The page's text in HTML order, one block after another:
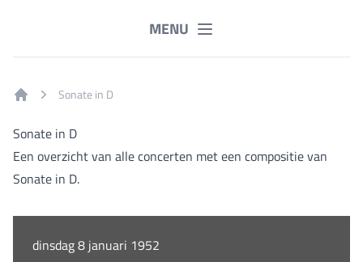
MENU
Sonate in D
Sonate in D
Een overzicht van alle concerten met een compositie van
Sonate in D.
dinsdag 8 januari 1952